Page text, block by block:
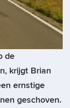
de
krijgt Brian
ernstige
geschoven.